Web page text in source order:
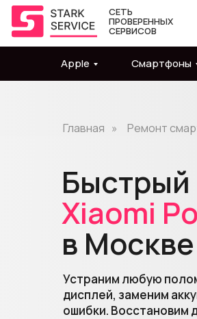
Apple Смартфоны
СЕТЬ
ПРОВЕРЕННЫХ
СЕРВИСОВ
Главная » Ремонт
Xiaomi
в Москве
Устраним любую
дисплей, заменим
ошибки. Восстановим